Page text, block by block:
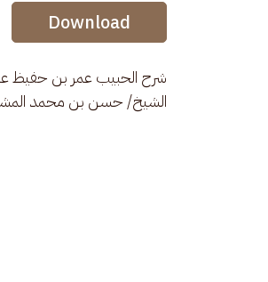
Audio Stream
Download
شرح الحبيب عمر بن حفيظ
الشيخ/ حسن بن محمد